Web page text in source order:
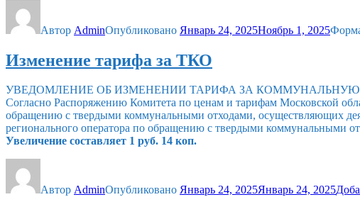
Автор AdminОпубликовано Январь 24, 2025Ноябрь 1, 2025
Изменение тарифа за ТКО
УВЕДОМЛЕНИЕ ОБ ИЗМЕНЕНИИ ТАРИФА ЗА КОММУНАЛЬНУЮ
Согласно Распоряжению Комитета по ценам и тарифам Московской
обращению с твердыми коммунальными отходами, осуществляющих
регионального оператора по обращению с твердыми коммунальными
Увеличение составляет 1 руб. 14 коп.
Автор AdminОпубликовано Январь 24, 2025Январь 24, 2025